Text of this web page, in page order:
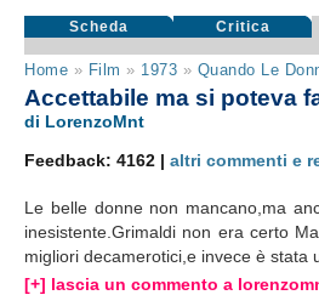
Scheda Critica
Home » Film » 1973 » Quando Le
Accettabile ma si poteva
di LorenzoMnt
Feedback: 4162 |altri commenti e
Le belle donne non mancano,ma
inesistente.Grimaldi non era certo
migliori decamerotici,e invece è stata
[+] lascia un commento a